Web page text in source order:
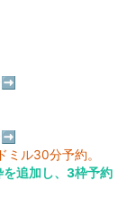
➡
➡
ル30分予約。
追加し、3枠予約